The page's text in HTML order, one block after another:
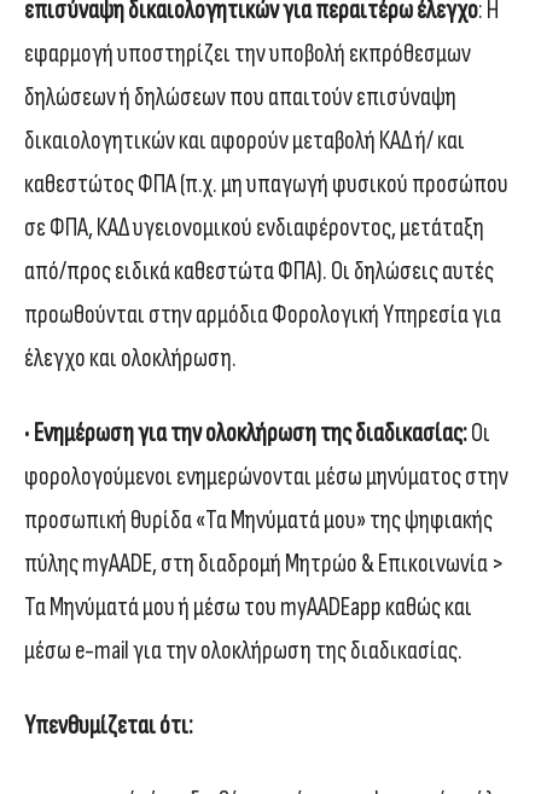
επισύναψη δικαιολογητικών για περαιτέρω έλεγχο: Η
εφαρμογή υποστηρίζει την υποβολή εκπρόθεσμων
δηλώσεων ή δηλώσεων που απαιτούν επισύναψη
δικαιολογητικών και αφορούν μεταβολή ΚΑΔ ή/ και
καθεστώτος ΦΠΑ (π.χ. μη υπαγωγή φυσικού προσώπου
σε ΦΠΑ, ΚΑΔ υγειονομικού ενδιαφέροντος, μετάταξη
από/προς ειδικά καθεστώτα ΦΠΑ). Οι δηλώσεις αυτές
προωθούνται στην αρμόδια Φορολογική Υπηρεσία για
έλεγχο και ολοκλήρωση.
• Ενημέρωση για την ολοκλήρωση της διαδικασίας:Οι
φορολογούμενοι ενημερώνονται μέσω μηνύματος στην
προσωπική θυρίδα «Τα Μηνύματά μου» της ψηφιακής
πύλης myAADE, στη διαδρομή Μητρώο & Επικοινωνία >
Τα Μηνύματά μου ή μέσω του myAADEapp καθώς και
μέσω e-mail για την ολοκλήρωση της διαδικασίας.
Υπενθυμίζεται ότι: